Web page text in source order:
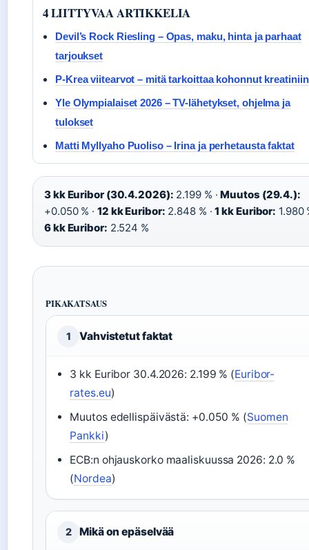
4 LIITTYVAA ARTIKKELIA
Devil’s Rock Riesling – Opas, maku, hinta ja parhaat
tarjoukset
P-Krea viitearvot – mitä tarkoittaa kohonnut
Yle Olympialaiset 2026 – TV-lähetykset, ohjelma ja
tulokset
Matti Myllyaho Puoliso – Irina ja perhetausta faktat
3 kk Euribor (30.4.2026): 2.199 % ·Muutos (29.4.):
+0.050 % · 12 kk Euribor: 2.848 % ·1 kk Euribor: 1.980
6 kk Euribor: 2.524 %
PIKAKATSAUS
1 Vahvistetut faktat
3 kk Euribor 30.4.2026: 2.199 % (Euribor-
rates.eu)
Muutos edellispäivästä: +0.050 % (Suomen
Pankki)
ECB:n ohjauskorko maaliskuussa 2026: 2.0 %
(Nordea)
2 Mikä on epäselvää